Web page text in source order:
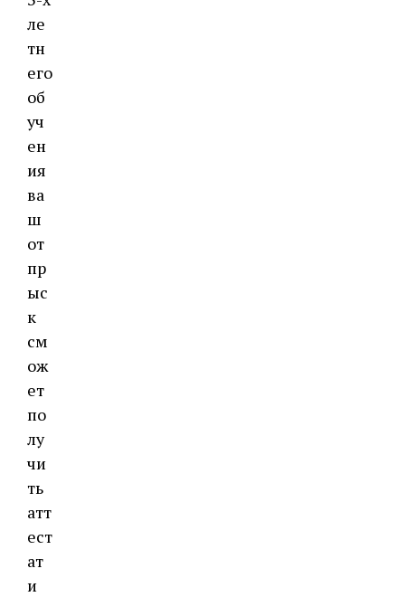
ле
тн
его
об
уч
ен
ия
ва
ш
от
пр
ыс
к
см
ож
ет
по
лу
чи
ть
атт
ест
ат
и